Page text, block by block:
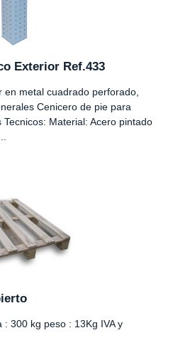
Exterior Ref.433
metal cuadrado perforado,
Cenicero de pie para
Material: Acero pintado
300 kg peso : 13Kg IVA y